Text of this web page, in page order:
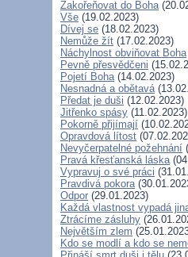
Zakořeňovat do Boha
Vše (19.02.2023)
Dívej se (18.02.2023)
Nemůže žít (17.02.2023)
Náchylnost obviňovat Boha
Pevně přesvědčeni
Pojetí Boha(14.02.2023)
Nesnadná a obětavá
Předat je duši (12.02.2023)
Jitřenko spásy (11.02.2023)
Pokorně přijímají
Opravdová lítost
Nevyčerpatelné požehnání
Pravá křesťanská láska
Vypravuj o své práci
Pravdivá pokora
Odpor (29.01.2023)
Každá vlastnost vypadá
Ztrácíme zásluhy
Největším zlem
Kdo se modlí a kdo se